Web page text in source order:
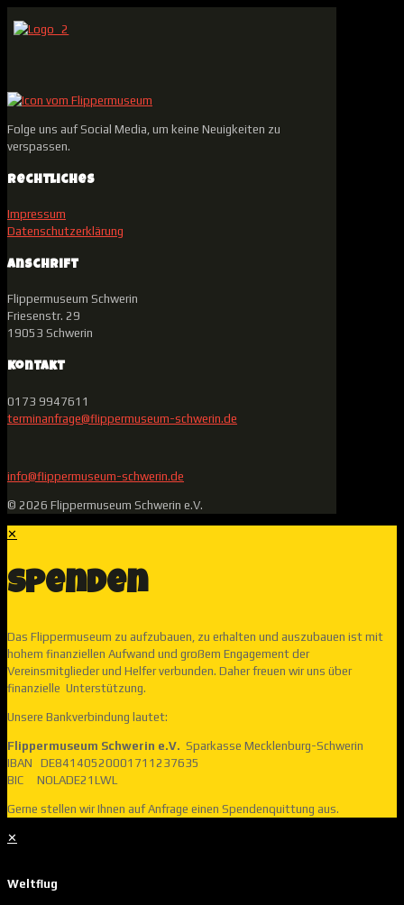
Folge uns auf Social Media, um keine Neuigkeiten zu
verspassen.
Rechtliches
Impressum
Datenschutzerklärung
Anschrift
Flippermuseum Schwerin
Friesenstr. 29
19053 Schwerin
Kontakt
0173 9947611
terminanfrage@flippermuseum-schwerin.de
info@flippermuseum-schwerin.de
© 2026 Flippermuseum Schwerin e.V.
✕
Spenden
Das Flippermuseum zu aufzubauen, zu erhalten und auszubauen ist mit
hohem finanziellen Aufwand und großem Engagement der
Vereinsmitglieder und Helfer verbunden. Daher freuen wir uns über
finanzielle Unterstützung.
Unsere Bankverbindung lautet:
Flippermuseum Schwerin e.V. Sparkasse Mecklenburg-Schwerin
IBAN DE84140520001711237635
BIC NOLADE21LWL
Gerne stellen wir Ihnen auf Anfrage einen Spendenquittung aus.
✕
Weltflug